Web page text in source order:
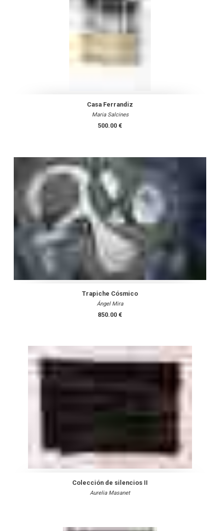
Casa Ferrandiz
Maria Salcines
500.00 €
Trapiche Cósmico
Ángel Mira
850.00 €
Colección de silencios II
Aurelia Masanet